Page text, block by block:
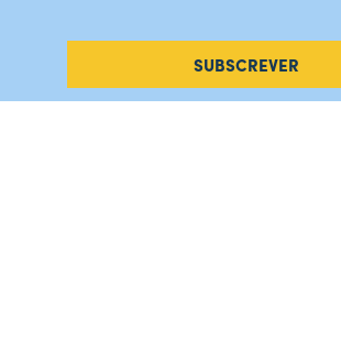
SUBSCREVER